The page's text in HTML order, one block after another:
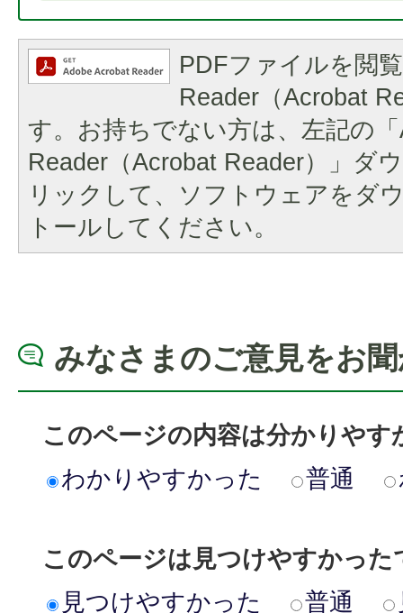
PDFファイルを閲
Reader（Acrobat
す。お持ちでない方は、左記の
Reader（Acrobat Reader）」ダ
リックして、ソフトウェアをダ
トールしてください。
みなさまのご意見をお
このページの内容は分かりやす
わかりやすかった
普通
このページは見つけやすかった
見つけやすかった
普通